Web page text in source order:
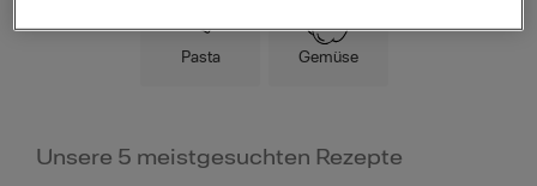
Pasta Gemüse
Unsere 5 meistgesuchten Rezepte